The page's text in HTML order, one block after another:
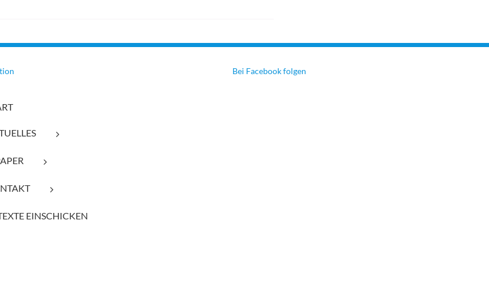
EINSCHICKEN
Bei Facebook folgen